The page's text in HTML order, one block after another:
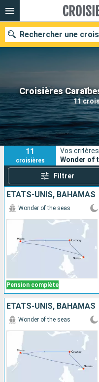
Croisières
11
Rechercher une
Nos destinations
Mois de départ
Ports
11
croisières
Vos
Wonder of
Filtrer
ÉTATS-UNIS, BAHAMAS
Pension complète
Wonder of the seas
ÉTATS-UNIS, BAHAMAS
Wonder of the seas